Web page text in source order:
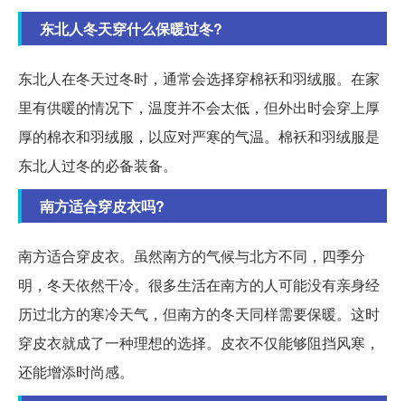
东北人冬天穿什么保暖过冬?
东北人在冬天过冬时，通常会选择穿棉袄和羽绒服。在家
里有供暖的情况下，温度并不会太低，但外出时会穿上厚
厚的棉衣和羽绒服，以应对严寒的气温。棉袄和羽绒服是
东北人过冬的必备装备。
南方适合穿皮衣吗?
南方适合穿皮衣。虽然南方的气候与北方不同，四季分
明，冬天依然干冷。很多生活在南方的人可能没有亲身经
历过北方的寒冷天气，但南方的冬天同样需要保暖。这时
穿皮衣就成了一种理想的选择。皮衣不仅能够阻挡风寒，
还能增添时尚感。